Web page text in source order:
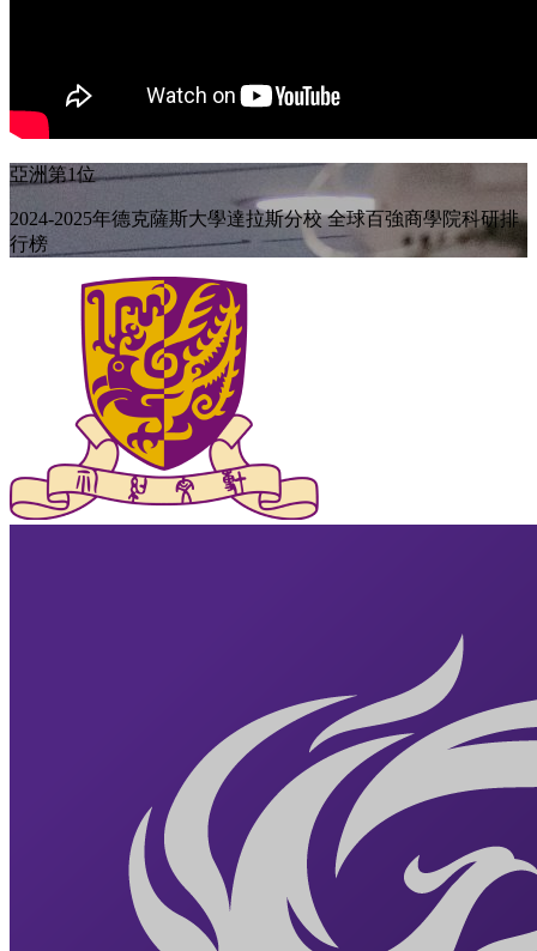
亞洲第1位
2024-2025年德克薩斯大學達拉斯分校 全球百強商學院科研排
行榜